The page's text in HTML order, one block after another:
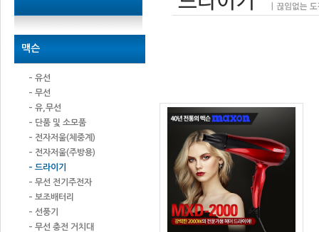
맥슨
– 유선
– 무선
– 유,무선
– 단품 및 소모품
– 전자저울(체중계)
– 전자저울(주방용)
– 드라이기
– 무선 전기주전자
– 보조배터리
– 선풍기
– 무선 충전 거치대